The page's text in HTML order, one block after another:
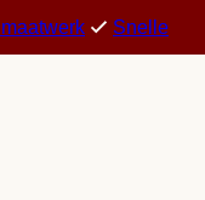
Snelle